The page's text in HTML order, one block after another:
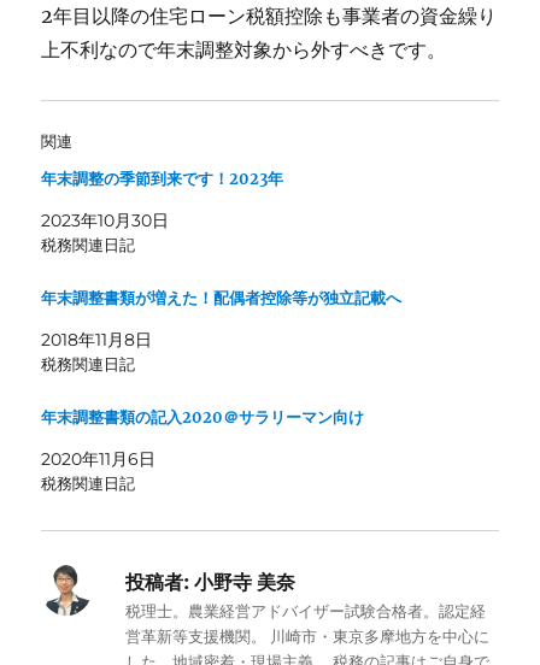
2年目以降の住宅ローン税額控除も事業者の資金繰り
上不利なので年末調整対象から外すべきです。
関連
年末調整の季節到来です！2023年
2023年10月30日
税務関連日記
年末調整書類が増えた！配偶者控除等が独立記載へ
2018年11月8日
税務関連日記
年末調整書類の記入2020＠サラリーマン向け
2020年11月6日
税務関連日記
投稿者: 小野寺 美奈
税理士。農業経営アドバイザー試験合格者。認定経
営革新等支援機関。 川崎市・東京多摩地方を中心に